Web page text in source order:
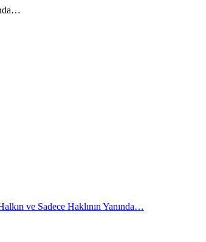
ve Sadece Haklının Yanında…